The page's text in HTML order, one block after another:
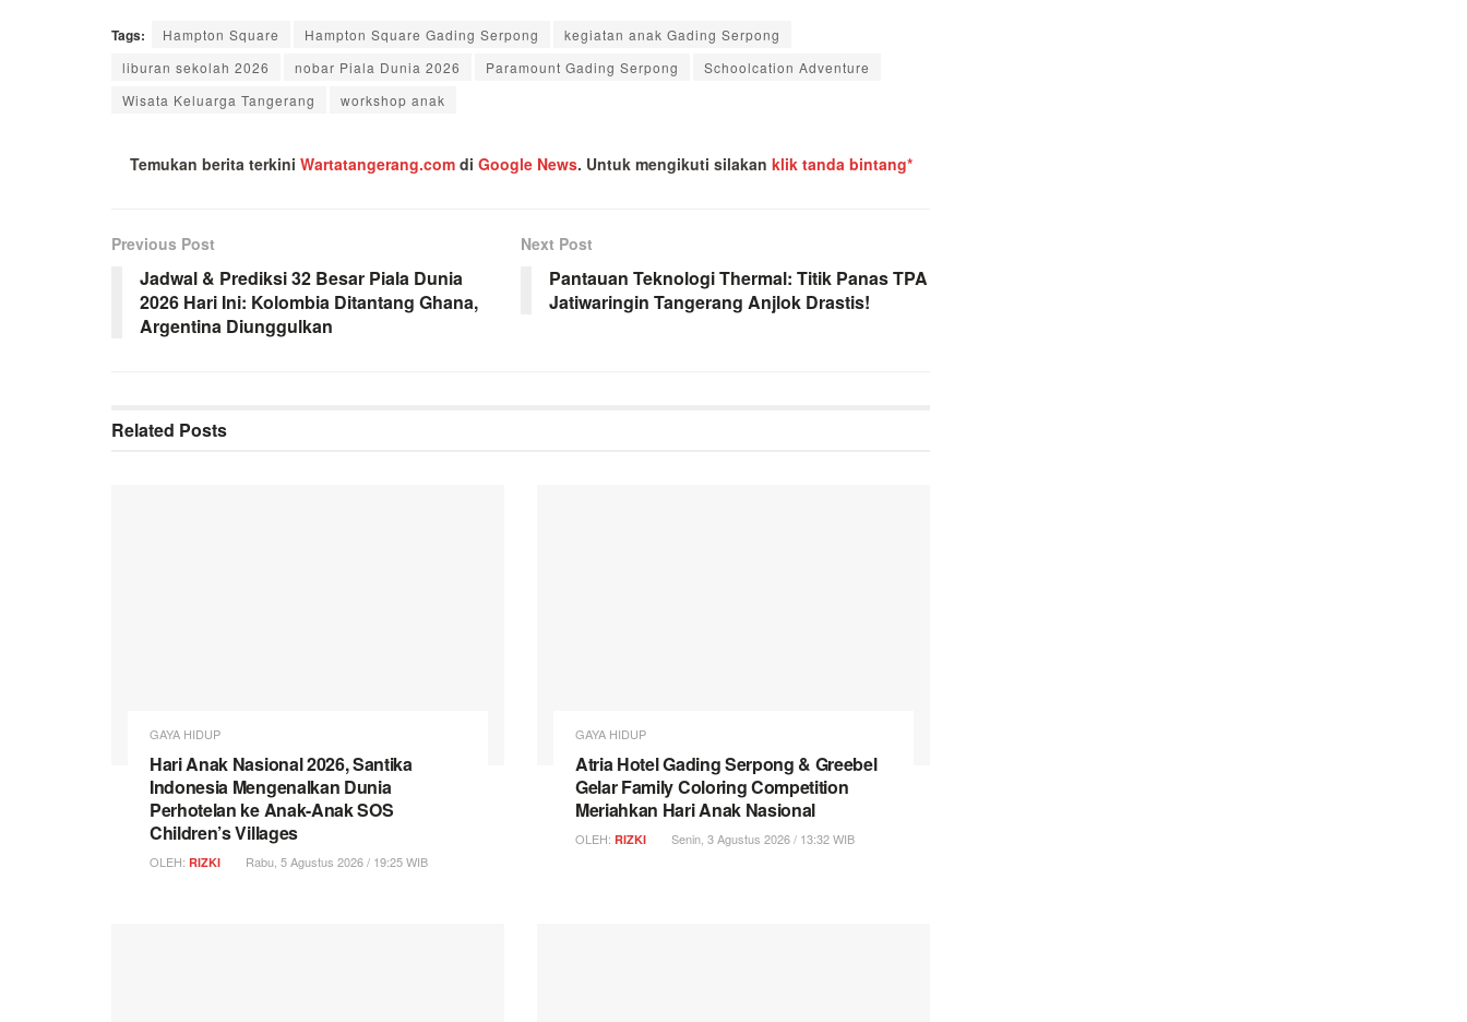
Tags: Hampton Square Hampton Square Gading Serpong
kegiatan anak Gading Serpong
liburan sekolah 2026
nobar Piala Dunia 2026 Paramount Gading Serpong
Schoolcation Adventure
Wisata Keluarga Tangerang
workshop anak
Temukan berita terkini Wartatangerang.comdi Google News. Untuk mengikuti silakan klik tanda bintang*
Previous Post
Jadwal & Prediksi 32 Besar Piala Dunia
2026 Hari Ini: Kolombia Ditantang Ghana,
Argentina Diunggulkan
Next Post
Pantauan Teknologi Thermal: Titik Panas TPA
Jatiwaringin Tangerang Anjlok Drastis!
Related Posts
GAYA HIDUP
Hari Anak Nasional 2026, Santika
Indonesia Mengenalkan Dunia
Perhotelan ke Anak-Anak SOS
Children’s Villages
OLEH: RIZKI Rabu, 5 Agustus 2026 / 19:25 WIB
GAYA HIDUP
Atria Hotel Gading Serpong & Greebel
Gelar Family Coloring Competition
Meriahkan Hari Anak Nasional
OLEH: RIZKI Senin, 3 Agustus 2026 / 13:32 WIB